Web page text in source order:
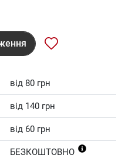
від 80 грн
від 140 грн
від 60 грн
БЕЗКОШТОВНО